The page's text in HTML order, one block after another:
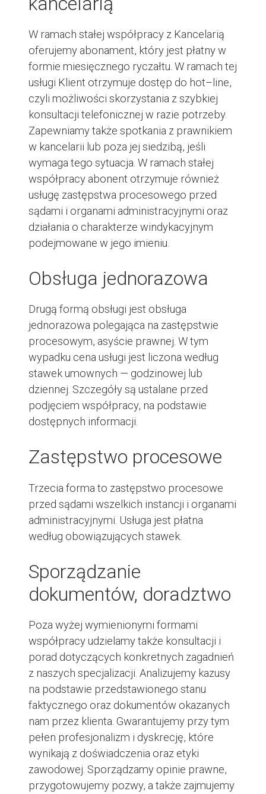
W ramach stałej współpracy z Kancelarią
oferujemy abonament, który jest płatny w
formie miesięcznego ryczałtu. W ramach tej
usługi Klient otrzymuje dostęp do hot–line,
czyli możliwości skorzystania z szybkiej
konsultacji telefonicznej w razie potrzeby.
Zapewniamy także spotkania z prawnikiem
w kancelarii lub poza jej siedzibą, jeśli
wymaga tego sytuacja. W ramach stałej
współpracy abonent otrzymuje również
usługę zastępstwa procesowego przed
sądami i organami administracyjnymi oraz
działania o charakterze windykacyjnym
podejmowane w jego imieniu.
Obsługa jednorazowa
Drugą formą obsługi jest obsługa
jednorazowa polegająca na zastępstwie
procesowym, asyście prawnej. W tym
wypadku cena usługi jest liczona według
stawek umownych — godzinowej lub
dziennej. Szczegóły są ustalane przed
podjęciem współpracy, na podstawie
dostępnych informacji.
Zastępstwo procesowe
Trzecia forma to zastępstwo procesowe
przed sądami wszelkich instancji i organami
administracyjnymi. Usługa jest płatna
według obowiązujących stawek.
Sporządzanie
dokumentów, doradztwo
Poza wyżej wymienionymi formami
współpracy udzielamy także konsultacji i
porad dotyczących konkretnych zagadnień
z naszych specjalizacji . Analizujemy kazusy
na podstawie przedstawionego stanu
faktycznego oraz dokumentów okazanych
nam przez klienta. Gwarantujemy przy tym
pełen profesjonalizm i dyskrecję, które
wynikają z doświadczenia oraz etyki
zawodowej. Sporządzamy opinie prawne,
przygotowujemy pozwy, a także zajmujemy